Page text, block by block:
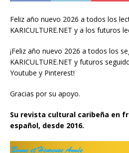
Feliz año nuevo 2026 a todos los
KARICULTURE.NET y a los futuros
¡Feliz año nuevo 2026 a todos los
KARICULTURE.NET y futuros
Youtube y Pinterest!
Gracias por su apoyo.
Su revista cultural caribeña en
español, desde 2016.